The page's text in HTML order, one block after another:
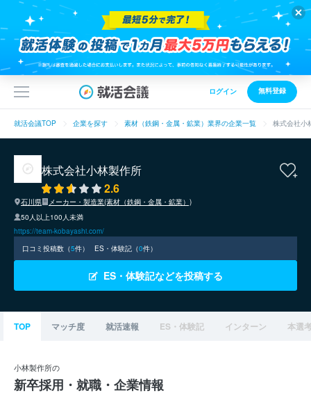
ログイン 無料登録
就活会議TOP 企業を探す 素材（鉄鋼・金属・鉱業）業界の企業一覧 株式会社小
株式会社小林製作所
2.6
石川県
メーカー・製造業(素材（鉄鋼・金属・鉱業）)
50人以上100人未満
https://team-kobayashi.com/
口コミ投稿数（5件） ES・体験記（0件）
ES・体験記などを投稿する
TOP マッチ度 就活速報 ES・体験記 インターン 本選
小林製作所の
新卒採用・就職・企業情報